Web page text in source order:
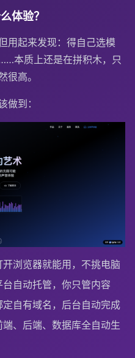
体验？
用起来发现：得自己选模
本质上还是在拼积木，只
很高。
做到：
开浏览器就能用，不挑电脑
台自动托管，你只管内容
定自有域名，后台自动完成
端、后端、数据库全自动生